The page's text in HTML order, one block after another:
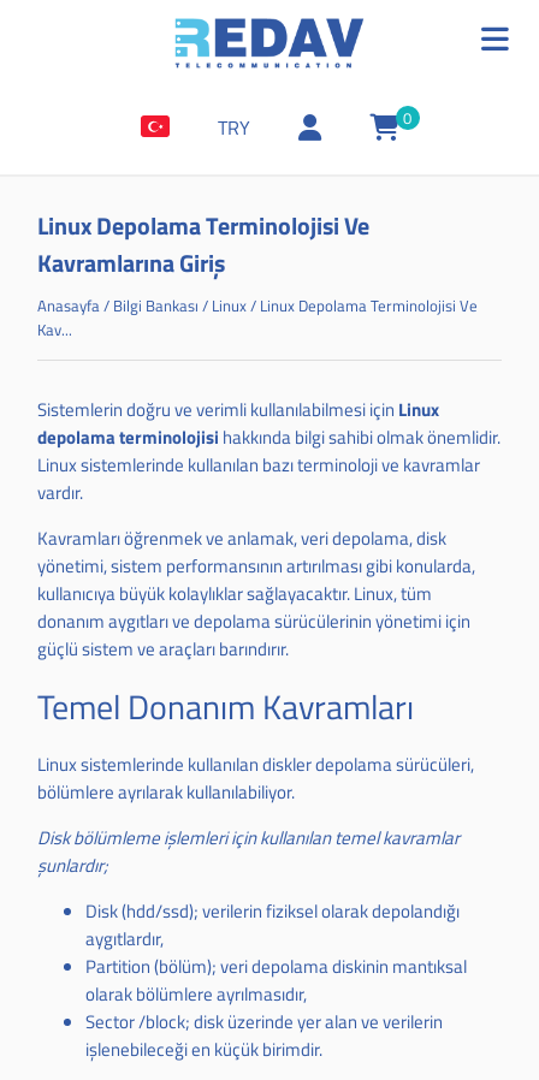
TRY 0
Linux Depolama Terminolojisi Ve
Kavramlarına Giriş
Anasayfa/ Bilgi Bankası / Linux/ Linux Depolama Terminolojisi Ve
Kav...
Sistemlerin doğru ve verimli kullanılabilmesi için Linux
depolamaterminolojisi hakkında bilgi sahibi olmak önemlidir.
Linux sistemlerinde kullanılan bazı terminoloji ve kavramlar
vardır.
Kavramları öğrenmek ve anlamak, veri depolama, disk
yönetimi, sistem performansının artırılması gibi konularda,
kullanıcıya büyük kolaylıklar sağlayacaktır. Linux, tüm
donanım aygıtları ve depolama sürücülerinin yönetimi için
güçlü sistem ve araçları barındırır.
Temel Donanım Kavramları
Linux sistemlerinde kullanılan diskler depolama sürücüleri,
bölümlere ayrılarak kullanılabiliyor.
Disk bölümleme işlemleri için kullanılan temel kavramlar
şunlardır;
Disk (hdd/ssd); verilerin fiziksel olarak depolandığı
aygıtlardır,
Partition (bölüm); veri depolama diskinin mantıksal
olarak bölümlere ayrılmasıdır,
Sector /block; disk üzerinde yer alan ve verilerin
işlenebileceği en küçük birimdir.